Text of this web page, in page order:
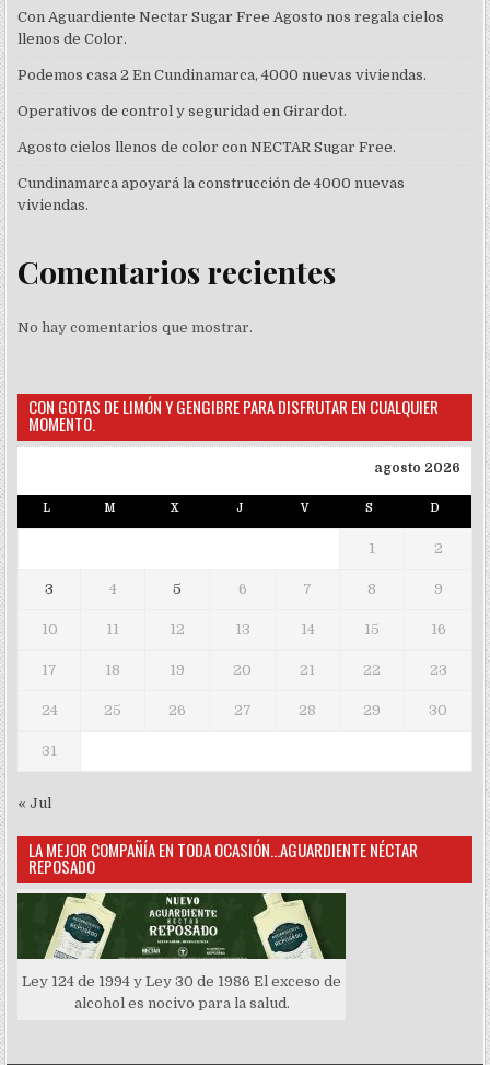
Con Aguardiente Nectar Sugar Free Agosto nos regala cielos
llenos de Color.
Podemos casa 2 En Cundinamarca, 4000 nuevas viviendas.
Operativos de control y seguridad en Girardot.
Agosto cielos llenos de color con NECTAR Sugar Free.
Cundinamarca apoyará la construcción de 4000 nuevas
viviendas.
Comentarios recientes
No hay comentarios que mostrar.
CON GOTAS DE LIMÓN Y GENGIBRE PARA DISFRUTAR EN CUALQUIER
MOMENTO.
agosto 2026
L M X J V S D
1 2
3 4 5 6 7 8 9
10 11 12 13 14 15 16
17 18 19 20 21 22 23
24 25 26 27 28 29 30
31
« Jul
LA MEJOR COMPAÑÍA EN TODA OCASIÓN…AGUARDIENTE NÉCTAR
REPOSADO
Ley 124 de 1994 y Ley 30 de 1986 El exceso de
alcohol es nocivo para la salud.